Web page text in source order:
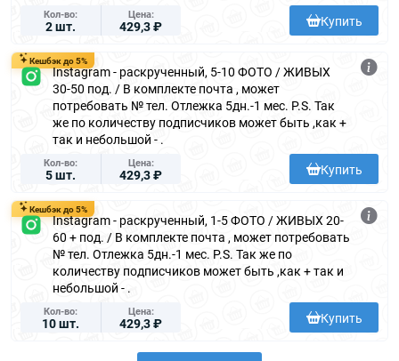
Кол-во
2 шт.
Цена
429,3 ₽ Купить
Кешбэк до 5%
Instagram - раскрученный, 5-10 ФОТО / ЖИВЫХ
30-50 под. / В комплекте почта , может
потребовать № тел. Отлежка 5дн.-1 мес. P.S. Так
же по количеству подписчиков может быть ,как +
так и небольшой - .
Кол-во
5 шт.
Цена
429,3 ₽ Купить
Кешбэк до 5%
Instagram - раскрученный, 1-5 ФОТО / ЖИВЫХ 20-
60 + под. / В комплекте почта , может потребовать
№ тел. Отлежка 5дн.-1 мес. P.S. Так же по
количеству подписчиков может быть ,как + так и
небольшой - .
Кол-во
10 шт.
Цена
429,3 ₽ Купить